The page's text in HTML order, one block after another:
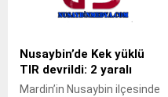
sulama kanalı çevresinde
nedenle başlayan kuru ot
yangını, rüzgarın etkisiyle
çevredeki meyve ağaçlarına
Nusaybin’de Kek yüklü
TIR devrildi: 2 yaralı
Mardin’in Nusaybin ilçesinde